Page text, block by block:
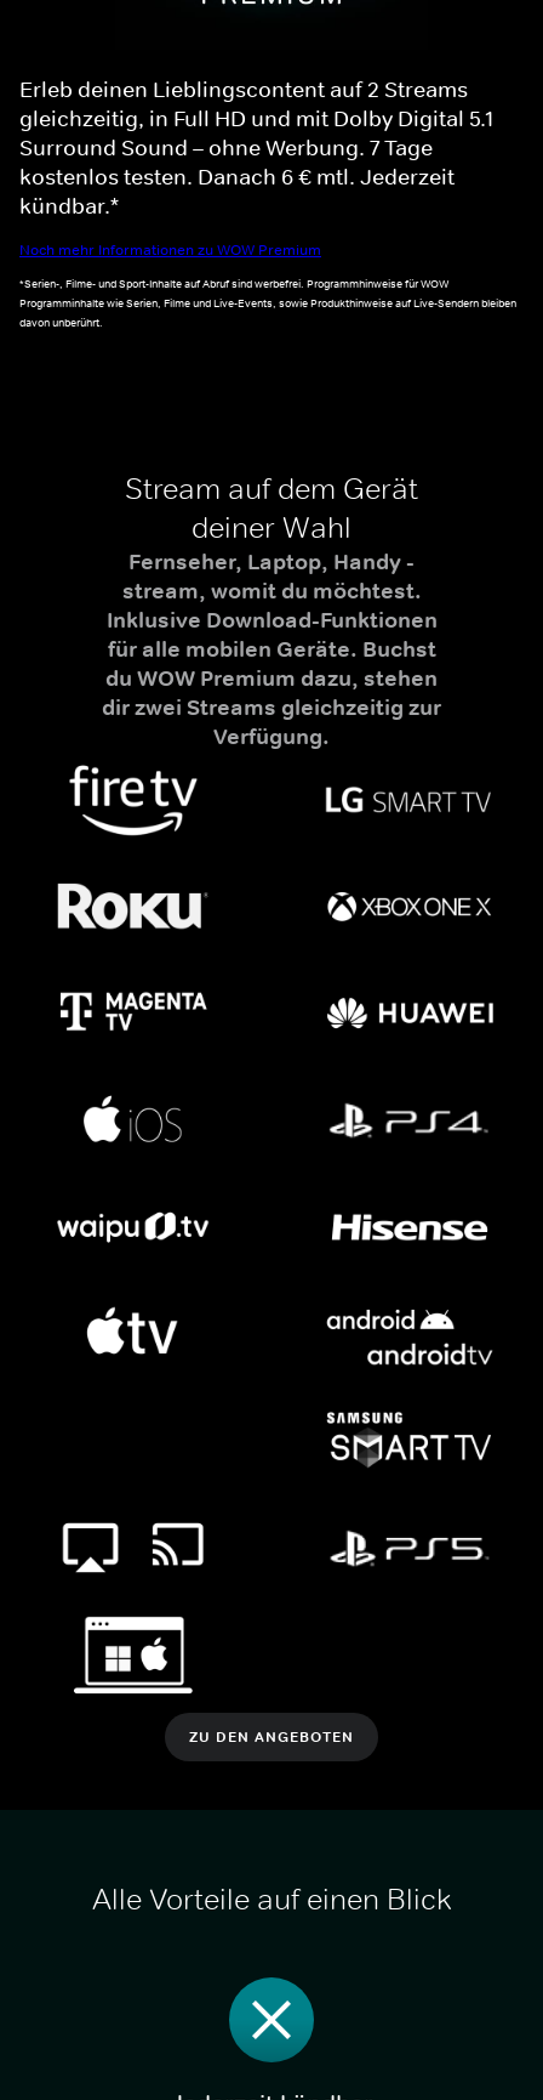
Erleb deinen Lieblingscontent auf 2 Streams
gleichzeitig, in Full HD und mit Dolby Digital 5.1
Surround Sound – ohne Werbung. 7 Tage
kostenlos testen. Danach 6 € mtl. Jederzeit
kündbar.*
Noch mehr Informationen zu WOW Premium
*Serien-, Filme- und Sport-Inhalte auf Abruf sind werbefrei. Programmhinweise für WOW
Programminhalte wie Serien, Filme und Live-Events, sowie Produkthinweise auf Live-Sendern bleiben
davon unberührt.
Stream auf dem Gerät
deiner Wahl
Fernseher, Laptop, Handy -
stream, womit du möchtest.
Inklusive Download-Funktionen
für alle mobilen Geräte. Buchst
du WOW Premium dazu, stehen
dir zwei Streams gleichzeitig zur
Verfügung.
ZU DEN ANGEBOTEN
Alle Vorteile auf einen Blick